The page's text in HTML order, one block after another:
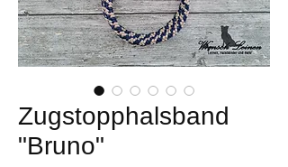
Zugstopphalsband
"Bruno"